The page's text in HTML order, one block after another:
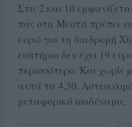
Στις 2 και 10
πάς στα Μεστά πρέπει να
ευρώ για τη διαδρομή
εισιτήριο δεν έχει 19
περισσότερο. Και χωρίς
αυτά τα 4,30.
μεταφορικό ισοδύναμο;